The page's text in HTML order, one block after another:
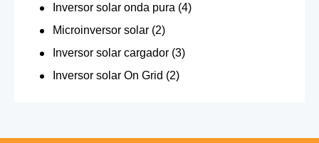
Inversor solar onda pura (4)
Microinversor solar (2)
Inversor solar cargador (3)
Inversor solar On Grid (2)